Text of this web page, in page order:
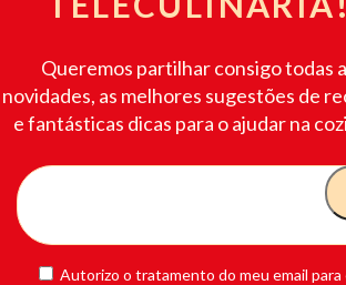
Queremos partilhar consigo todas
novidades, as melhores sugestões de
e fantásticas dicas para o ajudar na
Autorizo o tratamento do meu email